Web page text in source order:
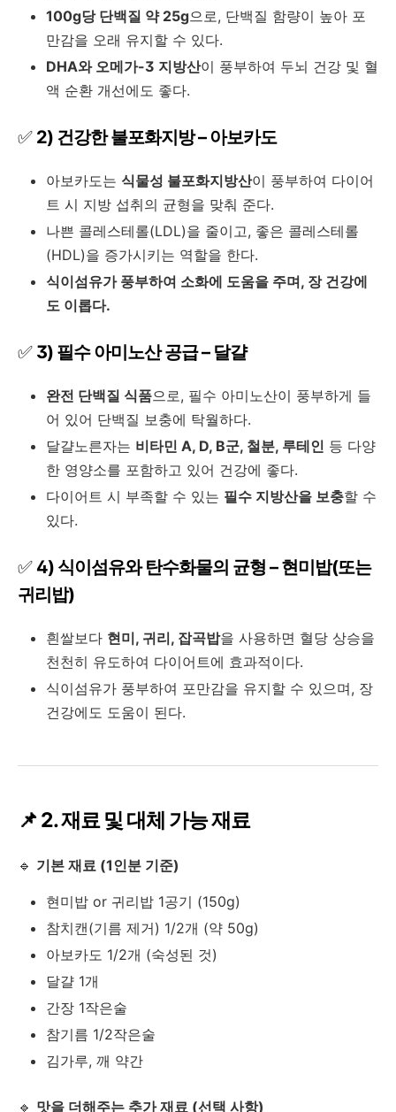
100g당 단백질 약 25g으로, 단백질 함량이 높아 포
만감을 오래 유지할 수 있다.
DHA와 오메가-3 지방산이 풍부하여 두뇌 건강 및 혈
액 순환 개선에도 좋다.
✅ 2) 건강한 불포화지방 – 아보카도
아보카도는 식물성 불포화지방산이 풍부하여 다이어
트 시 지방 섭취의 균형을 맞춰 준다.
나쁜 콜레스테롤(LDL)을 줄이고, 좋은 콜레스테롤
(HDL)을 증가시키는 역할을 한다.
식이섬유가 풍부하여 소화에 도움을 주며, 장 건강에
도 이롭다.
✅ 3) 필수 아미노산 공급 – 달걀
완전 단백질 식품으로, 필수 아미노산이 풍부하게 들
어 있어 단백질 보충에 탁월하다.
달걀노른자는 비타민 A, D, B군, 철분, 루테인 등 다양
한 영양소를 포함하고 있어 건강에 좋다.
다이어트 시 부족할 수 있는 필수 지방산을 보충할 수
있다.
✅ 4) 식이섬유와 탄수화물의 균형 – 현미밥(또는
귀리밥)
흰쌀보다 현미, 귀리, 잡곡밥을 사용하면 혈당 상승을
천천히 유도하여 다이어트에 효과적이다.
식이섬유가 풍부하여 포만감을 유지할 수 있으며, 장
건강에도 도움이 된다.
📌 2. 재료 및 대체 가능 재료
🔹 기본 재료 (1인분 기준)
현미밥 or 귀리밥 1공기 (150g)
참치캔(기름 제거) 1/2개 (약 50g)
아보카도 1/2개 (숙성된 것)
달걀 1개
간장 1작은술
참기름 1/2작은술
김가루, 깨 약간
🔹 맛을 더해주는 추가 재료 (선택 사항)